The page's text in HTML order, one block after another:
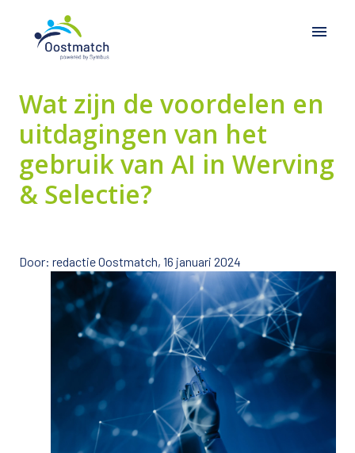
contentHomepagina
Wat zijn de voordelen en
uitdagingen van het
gebruik van AI in Werving
& Selectie?
Door: redactie Oostmatch, 16 januari 2024